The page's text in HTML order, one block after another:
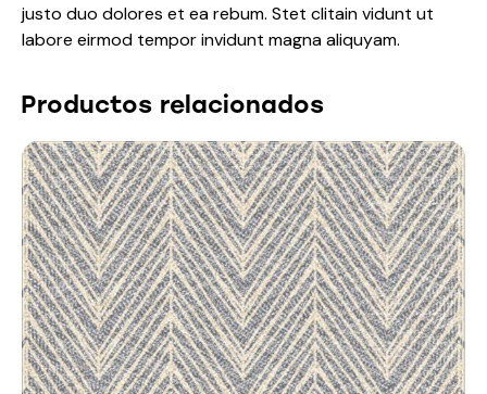
justo duo dolores et ea rebum. Stet clitain vidunt ut
labore eirmod tempor invidunt magna aliquyam.
Productos relacionados